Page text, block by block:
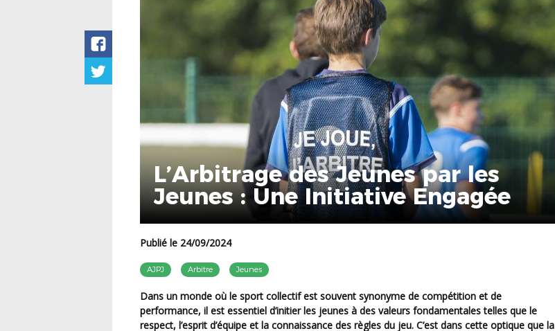
L’Arbitrage des Jeunes par les
Jeunes : Une Initiative Engagée
Publié le 24/09/2024
AJPJ Arbitre Jeunes
Dans un monde où le sport collectif est souvent synonyme de compétition et de
performance, il est essentiel d’initier les jeunes à des valeurs fondamentales telles que le
respect, l’esprit d’équipe et la connaissance des règles du jeu. C’est dans cette optique que la